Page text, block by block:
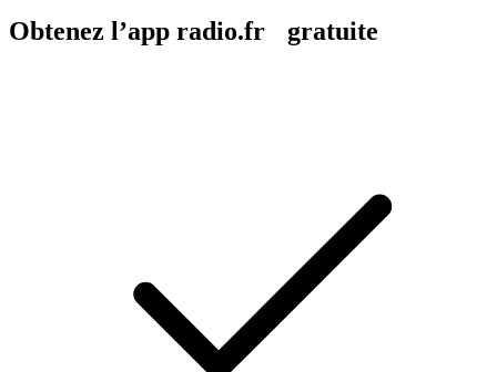
Obtenez l’app radio.fr gratuite